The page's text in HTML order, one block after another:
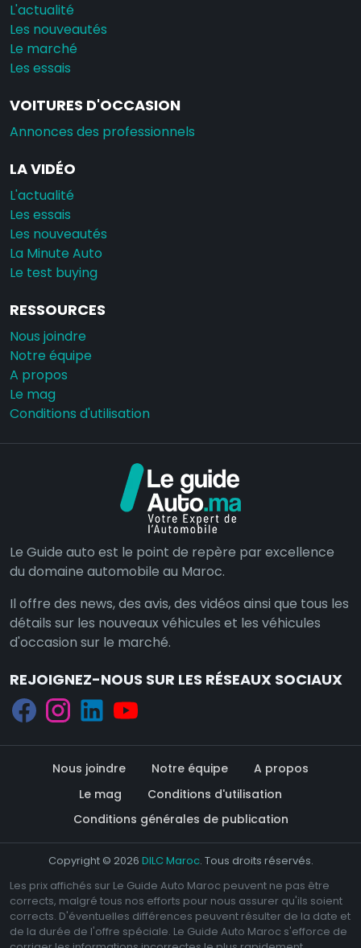
L'actualité
Les nouveautés
Le marché
Les essais
VOITURES D'OCCASION
Annonces des professionnels
LA VIDÉO
L'actualité
Les essais
Les nouveautés
La Minute Auto
Le test buying
RESSOURCES
Nous joindre
Notre équipe
A propos
Le mag
Conditions d'utilisation
Le Guide auto est le point de repère par excellence
du domaine automobile au Maroc.
Il offre des news, des avis, des vidéos ainsi que tous les
détails sur les nouveaux véhicules et les véhicules
d'occasion sur le marché.
REJOIGNEZ-NOUS SUR LES RÉSEAUX SOCIAUX
Nous joindre Notre équipe
A propos
Le mag
Conditions d'utilisation
Conditions générales de publication
Copyright © 2026 DILC Maroc. Tous droits réservés.
Les prix affichés sur Le Guide Auto Maroc peuvent ne pas être
corrects, malgré tous nos efforts pour nous assurer qu'ils soient
corrects. D'éventuelles différences peuvent résulter de la date et
de la durée de l'offre spéciale. Le Guide Auto Maroc s'efforce de